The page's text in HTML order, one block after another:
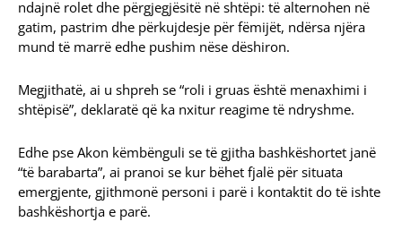
ndajnë rolet dhe përgjegjësitë në shtëpi: të alternohen në
gatim, pastrim dhe përkujdesje për fëmijët, ndërsa njëra
mund të marrë edhe pushim nëse dëshiron.
Megjithatë, ai u shpreh se “roli i gruas është menaxhimi i
shtëpisë”, deklaratë që ka nxitur reagime të ndryshme.
Edhe pse Akon këmbënguli se të gjitha bashkëshortet janë
“të barabarta”, ai pranoi se kur bëhet fjalë për situata
emergjente, gjithmonë personi i parë i kontaktit do të ishte
bashkëshortja e parë.